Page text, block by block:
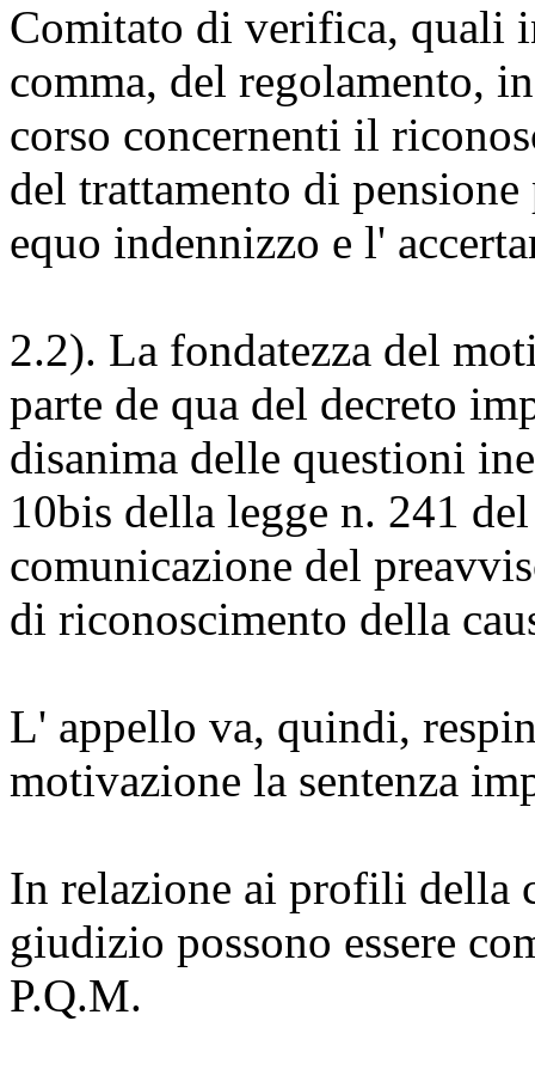
Comitato di verifica, quali
comma, del regolamento,
corso concernenti il
del trattamento di
equo indennizzo e l'
2.2). La fondatezza del
parte de qua del decreto
disanima delle questioni
10bis della legge n. 241
comunicazione del
di riconoscimento della
L' appello va, quindi,
motivazione la sentenza
In relazione ai profili della
giudizio possono essere
P.Q.M.